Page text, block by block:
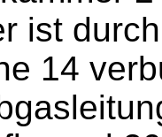
ist
14